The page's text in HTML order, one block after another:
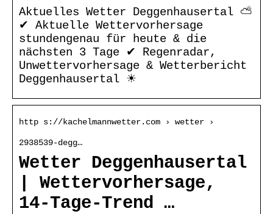
Aktuelles Wetter Deggenhausertal ⛅
✔ Aktuelle Wettervorhersage
stundengenau für heute & die
nächsten 3 Tage ✔ Regenradar,
Unwettervorhersage & Wetterbericht
Deggenhausertal ☀
http s://kachelmannwetter.com › wetter ›
2938539-degg…
Wetter Deggenhausertal
| Wettervorhersage,
14-Tage-Trend …